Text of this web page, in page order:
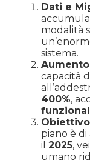
Dati e
modalità
sistema.
capacità
400%,
piano è
il 2025,
umano